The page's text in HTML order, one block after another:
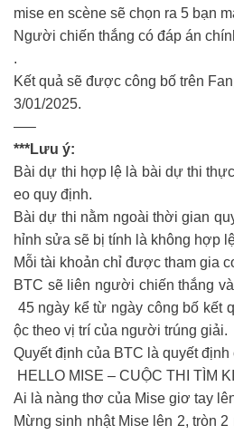
mise en scène sẽ chọn ra 5 bạn
Người chiến thắng có đáp án
.
Kết quả sẽ được công bố trên
3/01/2025.
—–
***Lưu ý:
Bài dự thi hợp lệ là bài dự thi
eo quy định.
Bài dự thi nằm ngoài thời gian
hỉnh sửa sẽ bị tính là không hợp
Mỗi tài khoản chỉ được tham gia
BTC sẽ liên người chiến thắng
45 ngày kể từ ngày công bố kết
ộc theo vị trí của người trúng giải.
Quyết định của BTC là quyết định
HELLO MISE – CUỘC THI TÌM
Ai là nàng thơ của Mise giơ tay
Mừng sinh nhật Mise lên 2, tròn